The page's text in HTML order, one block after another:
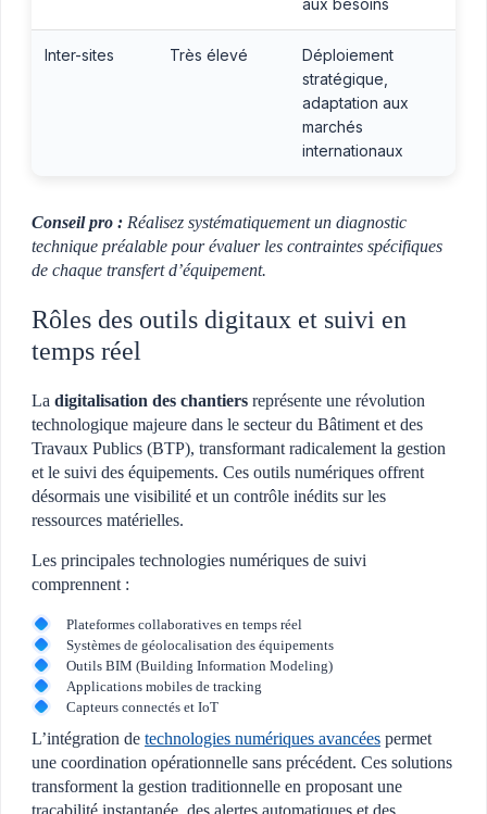
aux besoins
Inter-sites Très élevé
Déploiement
stratégique,
adaptation aux
marchés
internationaux
Conseil pro : Réalisez systématiquement un diagnostic
technique préalable pour évaluer les contraintes spécifiques
de chaque transfert d’équipement.
Rôles des outils digitaux et suivi en
temps réel
La digitalisation des chantiers représente une révolution
technologique majeure dans le secteur du Bâtiment et des
Travaux Publics (BTP), transformant radicalement la gestion
et le suivi des équipements. Ces outils numériques offrent
désormais une visibilité et un contrôle inédits sur les
ressources matérielles.
Les principales technologies numériques de suivi
comprennent :
Plateformes collaboratives en temps réel
Systèmes de géolocalisation des équipements
Outils BIM (Building Information Modeling)
Applications mobiles de tracking
Capteurs connectés et IoT
L’intégration de technologies numériques avancées permet
une coordination opérationnelle sans précédent. Ces solutions
transforment la gestion traditionnelle en proposant une
traçabilité instantanée, des alertes automatiques et des